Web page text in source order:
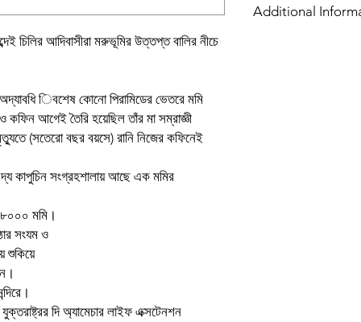
চিলির আদিবাসীরা মরুভূমির উত্তপ্ত বালির নীচে
িবশেষ কোনো পিরামিডের ভেতরে মমি
আগেই তৈরি হয়েছিল তাঁর মা সম্রাজ্ঞী
(সতেরো বছর বয়সে) রানি নিজের কফিনেই
দ্য কাপুচিন সংগ্রহশালায় আছে এক মমির
৮০০০ মমি।
সংযম ও
শুকিয়ে
দি অ্যামেচার লাইফ এক্সটেনশন
Additional